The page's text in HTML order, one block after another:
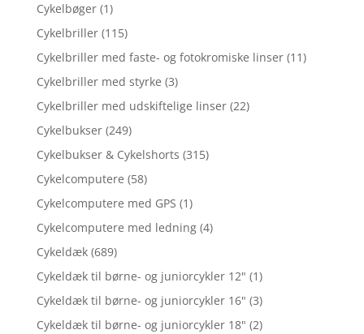
Cykelbøger (1)
Cykelbriller (115)
Cykelbriller med faste- og fotokromiske linser (11)
Cykelbriller med styrke (3)
Cykelbriller med udskiftelige linser (22)
Cykelbukser (249)
Cykelbukser & Cykelshorts (315)
Cykelcomputere (58)
Cykelcomputere med GPS (1)
Cykelcomputere med ledning (4)
Cykeldæk (689)
Cykeldæk til børne- og juniorcykler 12" (1)
Cykeldæk til børne- og juniorcykler 16" (3)
Cykeldæk til børne- og juniorcykler 18" (2)